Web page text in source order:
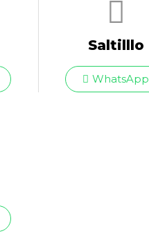
Saltilllo
WhatsApp